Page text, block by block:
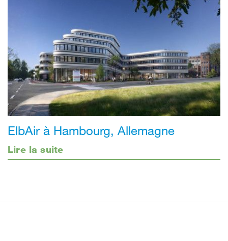
ElbAir à Hambourg, Allemagne
Lire la suite